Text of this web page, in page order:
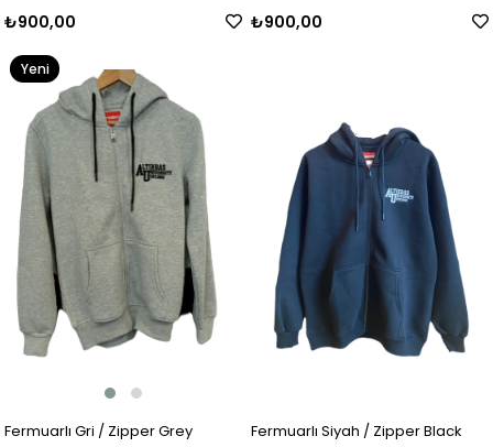
₺900,00 ₺900,00
Fermuarlı Gri / Zipper Grey
Yeni
Fermuarlı Siyah / Zipper Black